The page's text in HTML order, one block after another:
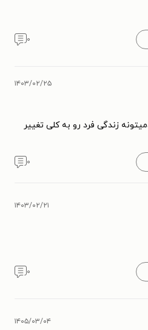
۰
۱۴۰۳/۰۲/۲۵
زندگی فرد رو به کلی تغییر
۰
۱۴۰۳/۰۲/۲۱
۰
۱۴۰۵/۰۳/۰۴